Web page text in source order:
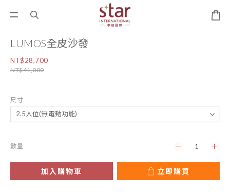
LUMOS全皮沙發
NT$28,700
NT$41,000
尺寸
數量
加入購物車 立即購買